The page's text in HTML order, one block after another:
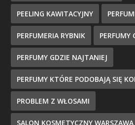
PEELING KAWITACYJNY
PERFUMERIA RYBNIK PERFUMY
PERFUMY GDZIE NAJTANIEJ
PERFUMY KTÓRE PODOBAJĄ SIĘ
PROBLEM Z WŁOSAMI
SALON KOSMETYCZNY